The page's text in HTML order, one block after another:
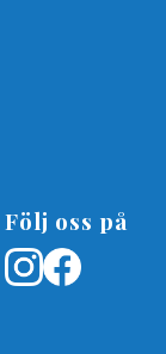
Följ oss på